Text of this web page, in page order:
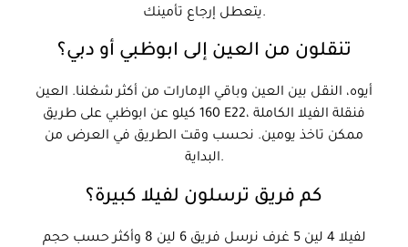
يتعطل إرجاع تأمينك.
تنقلون من العين إلى ابوظبي أو دبي؟
أيوه، النقل بين العين وباقي الإمارات من أكثر شغلنا. العين
160 كيلو عن ابوظبي على طريق E22، فنقلة الفيلا الكاملة
ممكن تاخذ يومين. نحسب وقت الطريق في العرض من
البداية.
كم فريق ترسلون لفيلا كبيرة؟
لفيلا 4 لين 5 غرف نرسل فريق 6 لين 8 وأكثر حسب حجم